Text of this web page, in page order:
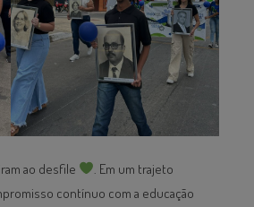
ao desfile
. Em um trajeto
contínuo com a educação